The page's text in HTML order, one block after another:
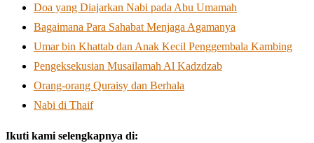
Doa yang Diajarkan Nabi pada Abu Umamah
Bagaimana Para Sahabat Menjaga Agamanya
Umar bin Khattab dan Anak Kecil Penggembala Kambing
Pengeksekusian Musailamah Al Kadzdzab
Orang-orang Quraisy dan Berhala
Nabi di Thaif
Ikuti kami selengkapnya di: